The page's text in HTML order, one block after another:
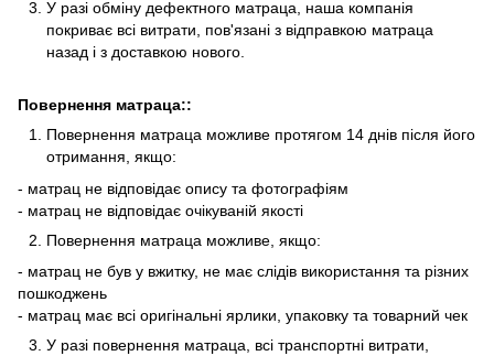
У разі обміну дефектного матраца, наша компанія
покриває всі витрати, пов'язані з відправкою матраца
назад і з доставкою нового.
Повернення матраца::
Повернення матраца можливе протягом 14 днів після його
отримання, якщо:
- матрац не відповідає опису та фотографіям
- матрац не відповідає очікуваній якості
Повернення матраца можливе, якщо:
- матрац не був у вжитку, не має слідів використання та різних
пошкоджень
- матрац має всі оригінальні ярлики, упаковку та товарний чек
У разі повернення матраца, всі транспортні витрати,